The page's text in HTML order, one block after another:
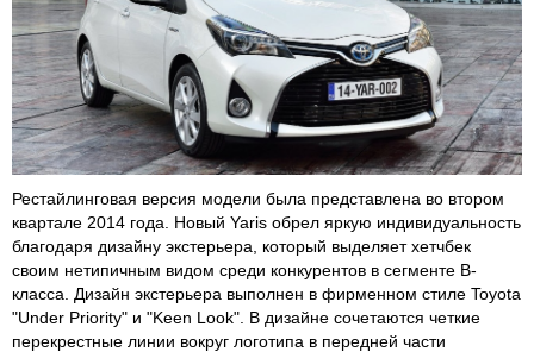
Рестайлинговая версия модели была представлена во втором
квартале 2014 года. Новый Yaris обрел яркую индивидуальность
благодаря дизайну экстерьера, который выделяет хетчбек
своим нетипичным видом среди конкурентов в сегменте B-
класса. Дизайн экстерьера выполнен в фирменном стиле Toyota
"Under Priority" и "Keen Look". В дизайне сочетаются четкие
перекрестные линии вокруг логотипа в передней части